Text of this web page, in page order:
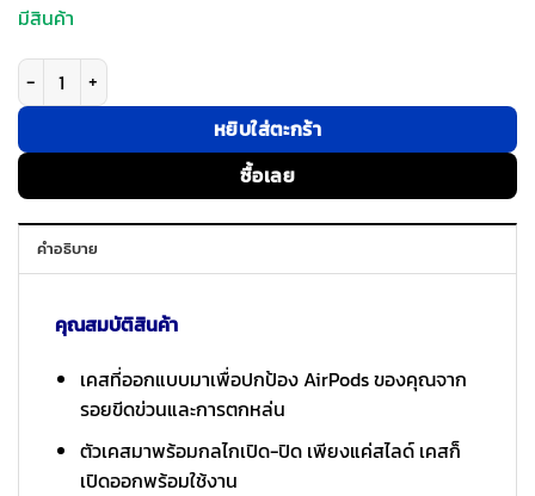
มีสินค้า
จำนวน ESR รุ่น Pulse FlickLock Case (HaloLock) - เคส AirPods 4 - สี
หยิบใส่ตะกร้า
ซื้อเลย
คำอธิบาย
คุณสมบัติสินค้า
เคสที่ออกแบบมาเพื่อปกป้อง AirPods ของคุณจาก
รอยขีดข่วนและการตกหล่น
ตัวเคสมาพร้อมกลไกเปิด-ปิด เพียงแค่สไลด์ เคสก็
เปิดออกพร้อมใช้งาน